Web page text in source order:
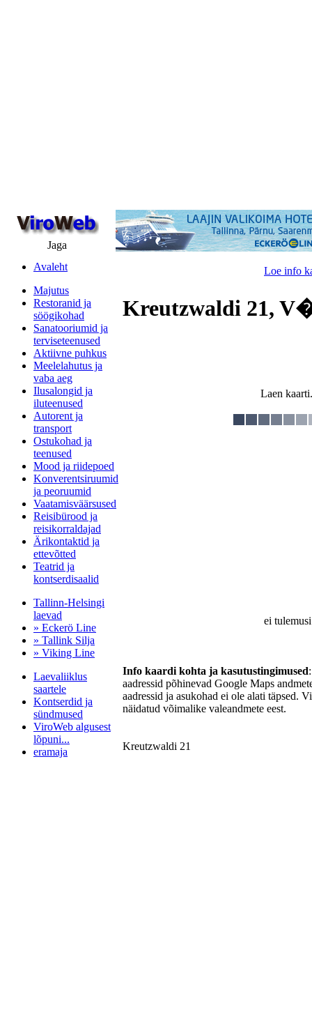
Jaga
Avaleht
Majutus
Restoranid ja
söögikohad
Sanatooriumid ja
terviseteenused
Aktiivne puhkus
Meelelahutus ja
vaba aeg
Ilusalongid ja
iluteenused
Autorent ja
transport
Ostukohad ja
teenused
Mood ja riidepoed
Konverentsiruumid
ja peoruumid
Vaatamisväärsused
Reisibürood ja
reisikorraldajad
Ärikontaktid ja
ettevõtted
Teatrid ja
kontserdisaalid
Tallinn-Helsingi
laevad
» Eckerö Line
» Tallink Silja
» Viking Line
Laevaliiklus
saartele
Kontserdid ja
sündmused
ViroWeb algusest
lõpuni...
eramaja
Loe info
Kreutzwaldi 21,
Laen
ei
Info kaardi kohta ja kasutustingimused
aadressid põhinevad Google Maps
aadressid ja asukohad ei ole alati täpsed.
näidatud võimalike valeandmete eest.
Kreutzwaldi 21